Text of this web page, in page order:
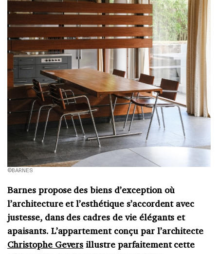
©BARNES
Barnes propose des biens d’exception où
l’architecture et l’esthétique s’accordent avec
justesse, dans des cadres de vie élégants et
apaisants. L’appartement conçu par l’architecte
Christophe Gevers illustre parfaitement cette